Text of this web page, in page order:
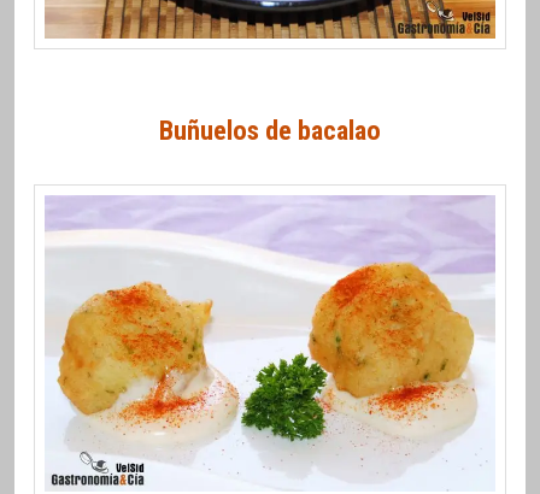
Buñuelos de bacalao